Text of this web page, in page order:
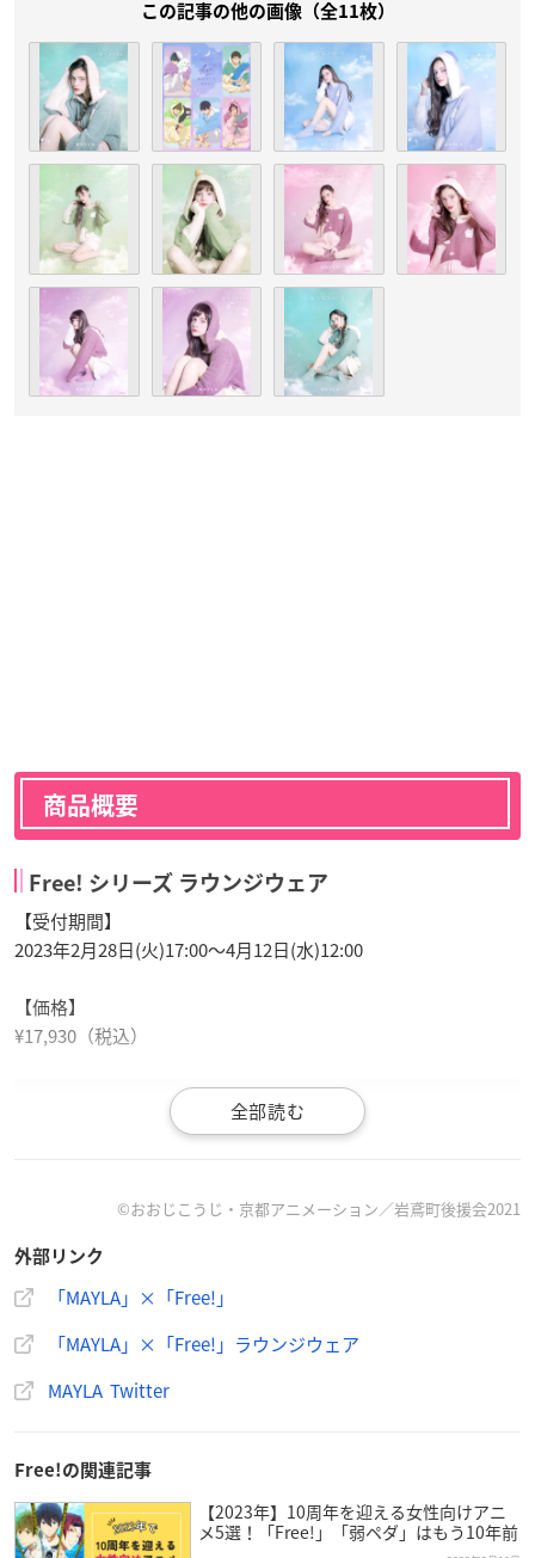
この記事の他の画像（全11枚）
商品概要
Free! シリーズ ラウンジウェア
【受付期間】
2023年2月28日(火)17:00～4月12日(水)12:00
【価格】
¥17,930（税込）
Series
「夢を見て」
— MAYLA (@mayla_classic)
ラウンジウェアに身を包んで…☁🫧
Free! Series
『ラウンジウェア』
テーマ
「Dream of you～水色の空へ～」
©おおじこうじ・京都アニメーション／岩鳶町後援会2021
外部リンク
「MAYLA」×「Free!」
「MAYLA」×「Free!」ラウンジウェア
MAYLA Twitter
Free!の関連記事
【2023年】10周年を迎える女性向けアニ
メ5選！「Free!」「弱ペダ」はもう10年前